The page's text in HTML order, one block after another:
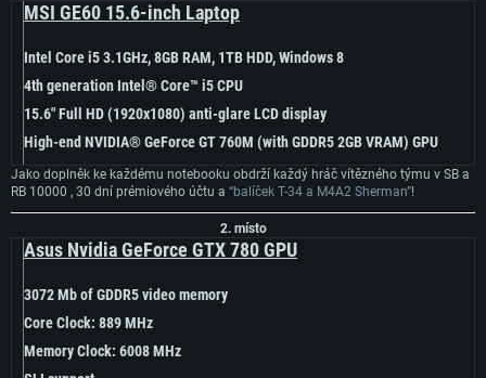
SYSTÉMOVÉ POŽADAVKY
Linux
Minimální
OS: Windows 10 (64bitový)
Procesor: Dual-Core 2.2 GHz
Minimální
OS: Mac OS Big Sur 11.0 nebo novější
Procesor: Core i5 (Intel Xeon není podporován)
Minimální
OS: Většina moderních 64bitových distribucí Linuxu
Procesor: Dual-Core 2.4 GHz
MSI GE60 15.6-inch Laptop
Intel Core i5 3.1GHz, 8GB RAM, 1TB HDD, Windows 8
4th generation Intel® Core™ i5 CPU
15.6" Full HD (1920x1080) anti-glare LCD display
High-end NVIDIA® GeForce GT 760M (with GDDR5 2GB VRAM) GPU
Jako doplněk ke každému notebooku obdrží každý hráč vítězného týmu v SB a
RB 10000 , 30 dní prémiového účtu a “balíček T-34 a M4A2 Sherman”!
2. místo
Asus Nvidia GeForce GTX 780 GPU
3072 Mb of GDDR5 video memory
Core Clock: 889 MHz
Memory Clock: 6008 MHz